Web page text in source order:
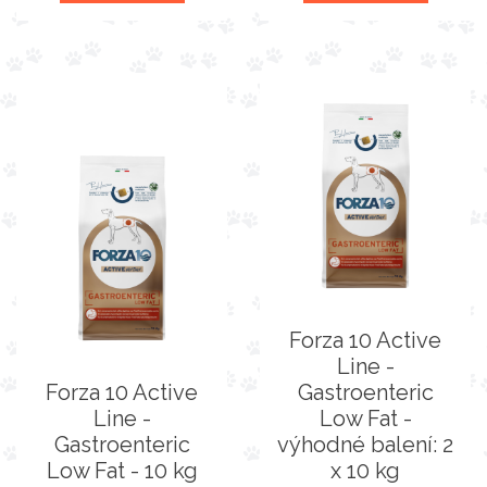
Forza 10 Active
Line -
Gastroenteric
Low Fat - 10 kg
Forza 10 Active
Line -
Gastroenteric
Low Fat -
výhodné balení: 2
x 10 kg